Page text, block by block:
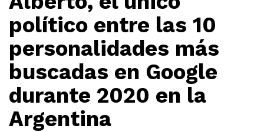
político entre las 10
personalidades más
buscadas en Google
durante 2020 en la
Argentina